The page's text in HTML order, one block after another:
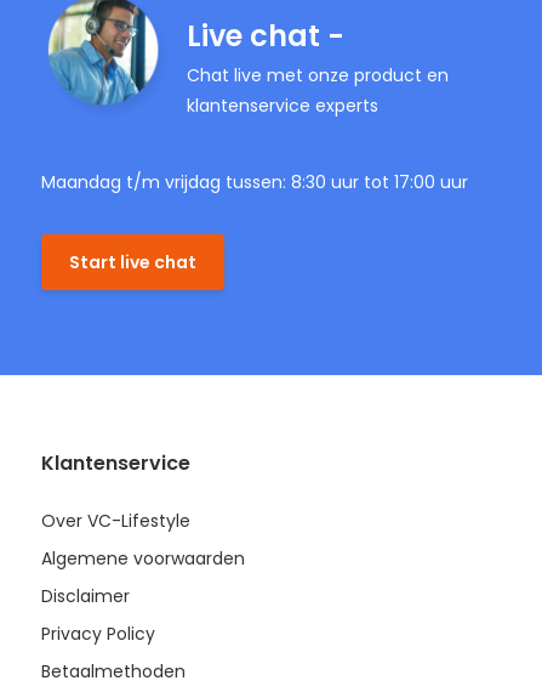
Live chat -
Chat live met onze product en
klantenservice experts
Maandag t/m vrijdag tussen: 8:30 uur tot 17:00 uur
Start live chat
Klantenservice
Over VC-Lifestyle
Algemene voorwaarden
Disclaimer
Privacy Policy
Betaalmethoden